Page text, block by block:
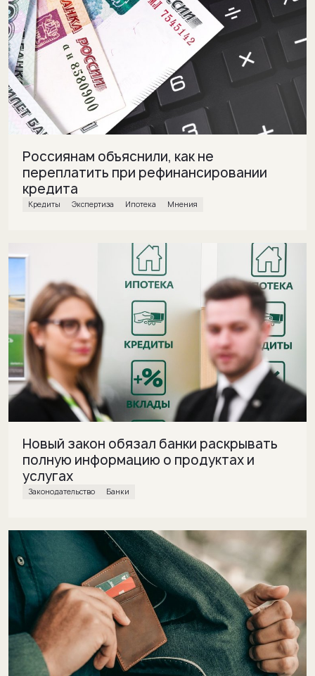
Россиянам объяснили, как не
переплатить при рефинансировании
кредита
кредиты экспертиза ипотека Мнения
Новый закон обязал банки раскрывать
полную информацию о продуктах и
услугах
законодательство банки